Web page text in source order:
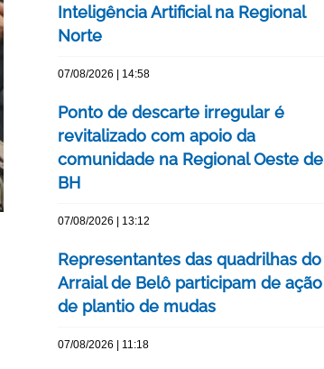
Inteligência Artificial na Regional
Norte
07/08/2026 | 14:58
Ponto de descarte irregular é
revitalizado com apoio da
comunidade na Regional Oeste de
BH
07/08/2026 | 13:12
Representantes das quadrilhas do
Arraial de Belô participam de ação
de plantio de mudas
07/08/2026 | 11:18